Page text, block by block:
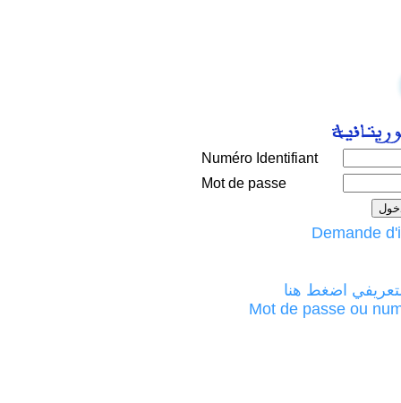
Numéro Identifiant
Mot de passe
اضغط هنا
Mot de passe ou